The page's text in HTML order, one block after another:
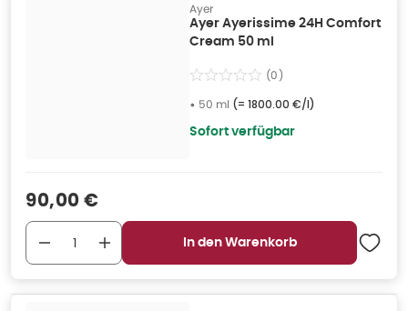
Ayer
Ayer Ayerissime 24H Comfort
Cream 50 ml
(0)
• 50 ml (= 1800.00 €/l)
Sofort verfügbar
Verkaufspreis
90,00 €
In den Warenkorb